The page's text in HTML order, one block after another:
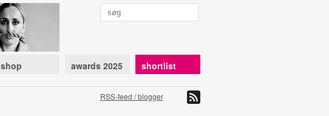
shop awards 2025 shortlist
RSS-feed / blogger